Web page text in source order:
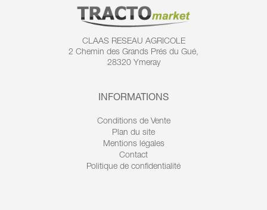
CLAAS RESEAU AGRICOLE
2 Chemin des Grands Prés du Gué,
28320 Ymeray
INFORMATIONS
Conditions de Vente
Plan du site
Mentions légales
Contact
Politique de confidentialité